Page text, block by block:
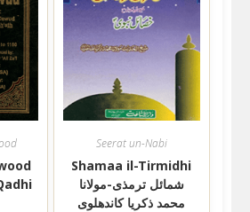
Seerat un-Nabi
Shamaa il-Tirmidhi
شمائل ترمذی-مولانا
محمد ذکریا کاندھلوی